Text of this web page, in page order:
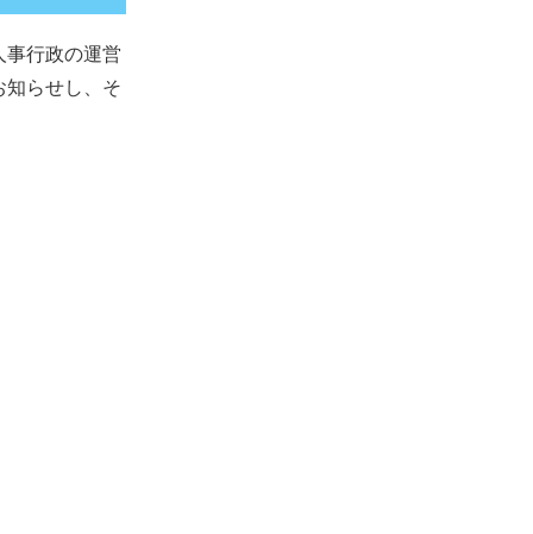
事行政の運営
知らせし、そ